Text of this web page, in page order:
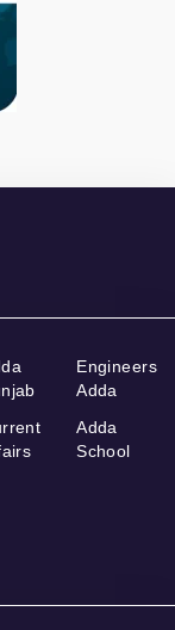
Engineers
Adda
Adda
School